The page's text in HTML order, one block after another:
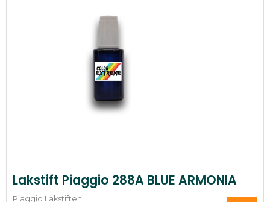
Lakstift Piaggio 288A BLUE ARMONIA
Piaggio Lakstiften